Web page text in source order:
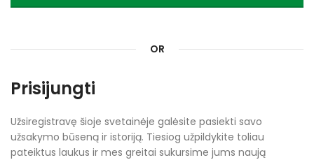
OR
Prisijungti
Užsiregistravę šioje svetainėje galėsite pasiekti savo
užsakymo būseną ir istoriją. Tiesiog užpildykite toliau
pateiktus laukus ir mes greitai sukursime jums naują